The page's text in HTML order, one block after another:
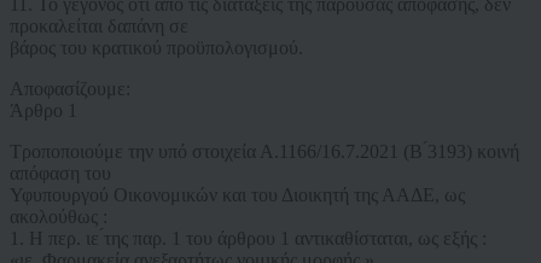
11. Το γεγονός ότι από τις διατάξεις της παρούσας απόφασης, δεν
προκαλείται δαπάνη σε
βάρος του κρατικού προϋπολογισμού.
Αποφασίζουμε:
Άρθρο 1
Τροποποιούμε την υπό στοιχεία Α.1166/16.7.2021 (Β ́3193) κοινή
απόφαση του
Υφυπουργού Οικονομικών και του Διοικητή της ΑΑΔΕ, ως
ακολούθως :
1. Η περ. ιε ́της παρ. 1 του άρθρου 1 αντικαθίσταται, ως εξής :